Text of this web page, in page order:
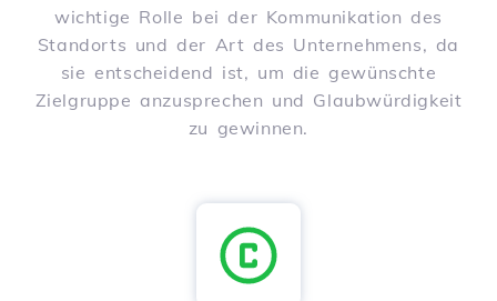
wichtige Rolle bei der Kommunikation des
Standorts und der Art des Unternehmens, da
sie entscheidend ist, um die gewünschte
Zielgruppe anzusprechen und Glaubwürdigkeit
zu gewinnen.